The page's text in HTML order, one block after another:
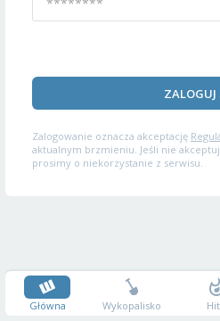
ZALOGUJ
Zalogowanie oznacza akceptację
aktualnym brzmieniu. Jeśli nie
prosimy o niekorzystanie z serwisu.
Główna Wykopalisko